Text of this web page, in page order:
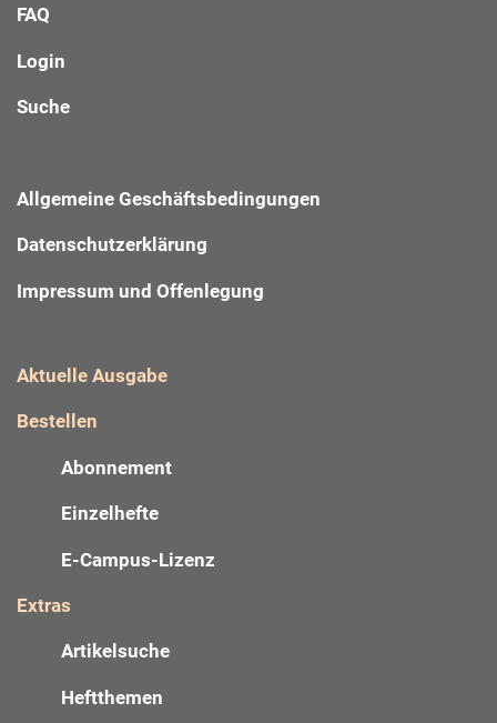
FAQ
Login
Suche
Allgemeine Geschäftsbedingungen
Datenschutzerklärung
Impressum und Offenlegung
Aktuelle Ausgabe
Bestellen
Abonnement
Einzelhefte
E-Campus-Lizenz
Extras
Artikelsuche
Heftthemen